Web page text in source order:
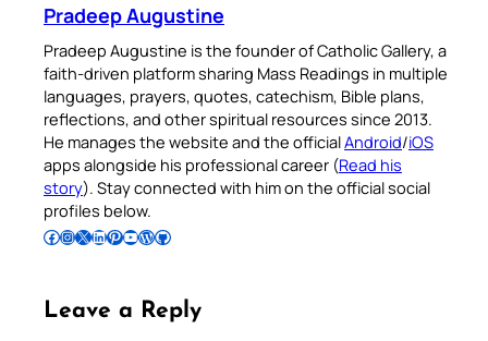
Pradeep Augustine
Pradeep Augustine is the founder of Catholic Gallery, a
faith-driven platform sharing Mass Readings in multiple
languages, prayers, quotes, catechism, Bible plans,
reflections, and other spiritual resources since 2013.
He manages the website and the officialAndroid/iOS
apps alongside his professional career (Read his
story). Stay connected with him on the official social
profiles below.
Follow Pradeep on Facebook Follow Pradeep on InstagramFollow Pradeep on X Follow Pradeep on LinkedIn Follow Pradeep on Pinterest Subscribe to Pradeep’s Youtube Channel Follow Pradeep on WordPress Follow Pradeep on GitHub
Leave a Reply